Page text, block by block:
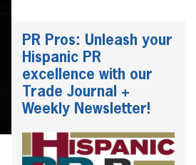
PR Pros: Unleash your
Hispanic PR
excellence with our
Trade Journal +
Weekly Newsletter!